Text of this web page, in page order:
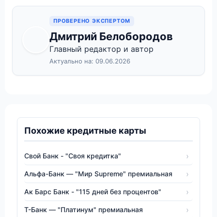
ПРОВЕРЕНО ЭКСПЕРТОМ
Дмитрий Белобородов
Главный редактор и автор
Актуально на: 09.06.2026
Похожие кредитные карты
Свой Банк - "Своя кредитка"
Альфа-Банк — "Мир Supreme" премиальная
Ак Барс Банк - "115 дней без процентов"
Т-Банк — "Платинум" премиальная